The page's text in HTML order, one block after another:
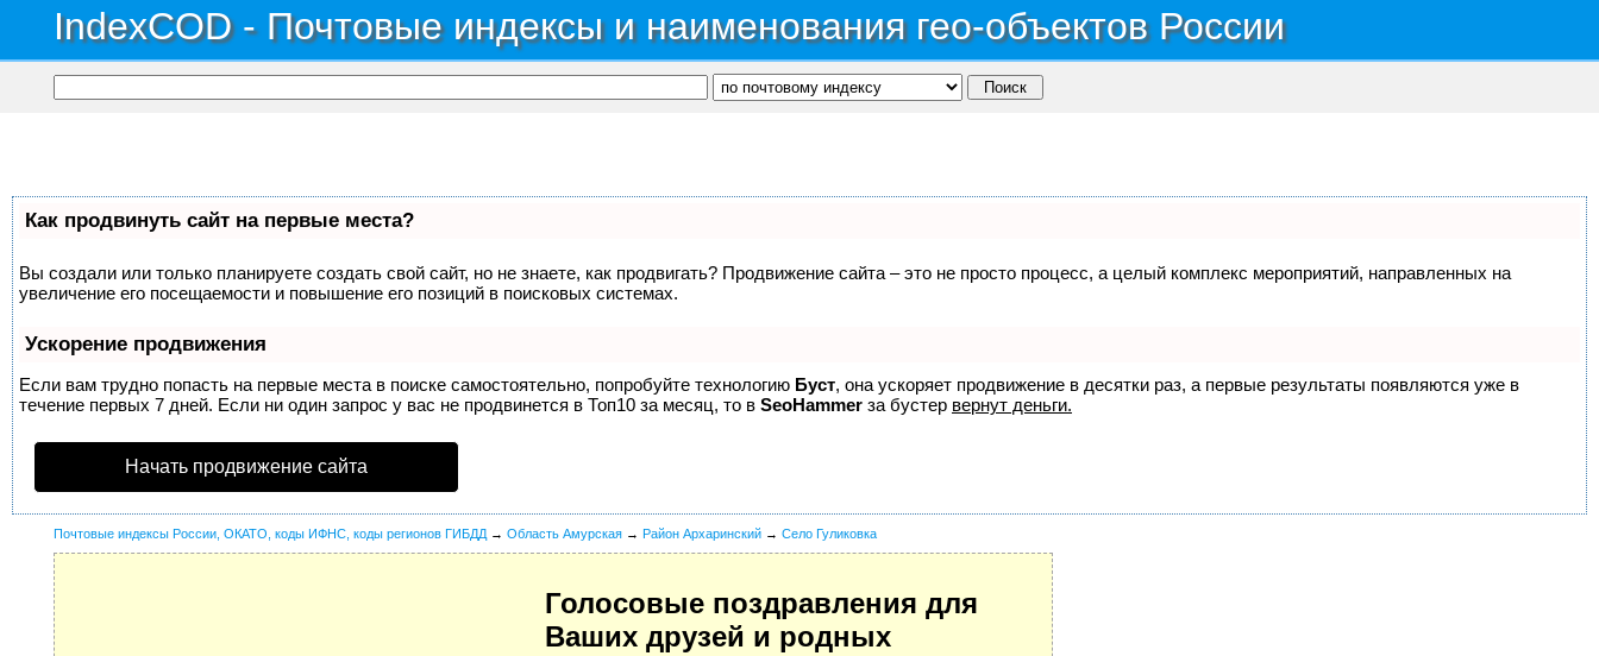
IndexCOD - Почтовые индексы и наименования гео-объектов России
Как продвинуть сайт на первые места?
Вы создали или только планируете создать свой сайт, но не знаете, как продвигать? Продвижение сайта – это не просто процесс, а целый комплекс мероприятий, направленных на
увеличение его посещаемости и повышение его позиций в поисковых системах.
Ускорение продвижения
Если вам трудно попасть на первые места в поиске самостоятельно, попробуйте технологию Буст, она ускоряет продвижение в десятки раз, а первые результаты появляются уже в
течение первых 7 дней. Если ни один запрос у вас не продвинется в Топ10 за месяц, то в SeoHammer за бустер вернут деньги.
Начать продвижение сайта
Почтовые индексы России, ОКАТО, коды ИФНС, коды регионов ГИБДД → Область Амурская → Район Архаринский → Село Гуликовка
Голосовые поздравления для
Ваших друзей и родных